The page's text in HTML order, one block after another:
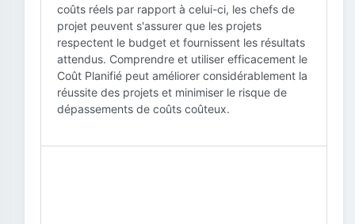
coûts réels par rapport à celui-ci, les chefs de
projet peuvent s'assurer que les projets
respectent le budget et fournissent les résultats
attendus. Comprendre et utiliser efficacement le
Coût Planifié peut améliorer considérablement la
réussite des projets et minimiser le risque de
dépassements de coûts coûteux.